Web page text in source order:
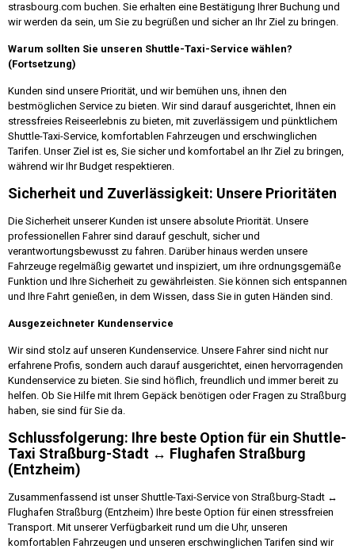
strasbourg.com buchen. Sie erhalten eine Bestätigung Ihrer Buchung und
wir werden da sein, um Sie zu begrüßen und sicher an Ihr Ziel zu bringen.
Warum sollten Sie unseren Shuttle-Taxi-Service wählen?
(Fortsetzung)
Kunden sind unsere Priorität, und wir bemühen uns, ihnen den
bestmöglichen Service zu bieten. Wir sind darauf ausgerichtet, Ihnen ein
stressfreies Reiseerlebnis zu bieten, mit zuverlässigem und pünktlichem
Shuttle-Taxi-Service, komfortablen Fahrzeugen und erschwinglichen
Tarifen. Unser Ziel ist es, Sie sicher und komfortabel an Ihr Ziel zu bringen,
während wir Ihr Budget respektieren.
Sicherheit und Zuverlässigkeit: Unsere Prioritäten
Die Sicherheit unserer Kunden ist unsere absolute Priorität. Unsere
professionellen Fahrer sind darauf geschult, sicher und
verantwortungsbewusst zu fahren. Darüber hinaus werden unsere
Fahrzeuge regelmäßig gewartet und inspiziert, um ihre ordnungsgemäße
Funktion und Ihre Sicherheit zu gewährleisten. Sie können sich entspannen
und Ihre Fahrt genießen, in dem Wissen, dass Sie in guten Händen sind.
Ausgezeichneter Kundenservice
Wir sind stolz auf unseren Kundenservice. Unsere Fahrer sind nicht nur
erfahrene Profis, sondern auch darauf ausgerichtet, einen hervorragenden
Kundenservice zu bieten. Sie sind höflich, freundlich und immer bereit zu
helfen. Ob Sie Hilfe mit Ihrem Gepäck benötigen oder Fragen zu Straßburg
haben, sie sind für Sie da.
Schlussfolgerung: Ihre beste Option für ein Shuttle-
Taxi Straßburg-Stadt ↔ Flughafen Straßburg
(Entzheim)
Zusammenfassend ist unser Shuttle-Taxi-Service von Straßburg-Stadt ↔
Flughafen Straßburg (Entzheim) Ihre beste Option für einen stressfreien
Transport. Mit unserer Verfügbarkeit rund um die Uhr, unseren
komfortablen Fahrzeugen und unseren erschwinglichen Tarifen sind wir